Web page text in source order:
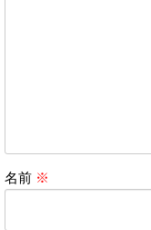
名前 ※